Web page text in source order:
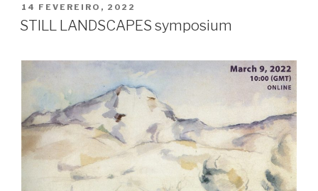
PUBLICADO
EM
14 FEVEREIRO, 2022
STILL LANDSCAPES symposium